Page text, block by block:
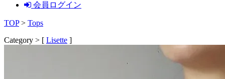
会員ログイン
TOP > Tops
Category > [ Lisette ]